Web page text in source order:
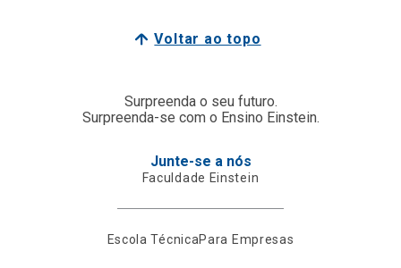
Voltar ao topo
Surpreenda o seu futuro.
Surpreenda-se com o Ensino Einstein.
Junte-se a nós
Faculdade Einstein
Escola TécnicaPara Empresas